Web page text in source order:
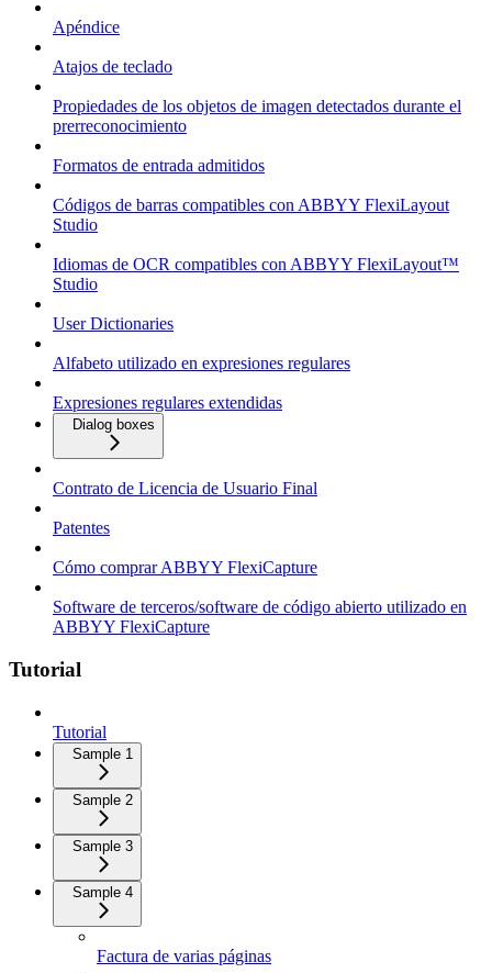
Apéndice
Atajos de teclado
Propiedades de los objetos de imagen detectados durante el
prerreconocimiento
Formatos de entrada admitidos
Códigos de barras compatibles con ABBYY FlexiLayout
Studio
Idiomas de OCR compatibles con ABBYY FlexiLayout™
Studio
User Dictionaries
Alfabeto utilizado en expresiones regulares
Expresiones regulares extendidas
Dialog boxes
Contrato de Licencia de Usuario Final
Patentes
Cómo comprar ABBYY FlexiCapture
Software de terceros/software de código abierto utilizado en
ABBYY FlexiCapture
Tutorial
Tutorial
Sample 1
Sample 2
Sample 3
Sample 4
Factura de varias páginas